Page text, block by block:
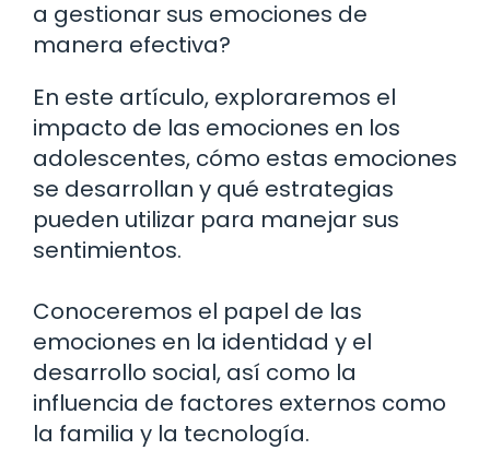
a gestionar sus emociones de
manera efectiva?
En este artículo, exploraremos el
impacto de las emociones en los
adolescentes, cómo estas emociones
se desarrollan y qué estrategias
pueden utilizar para manejar sus
sentimientos.
Conoceremos el papel de las
emociones en la identidad y el
desarrollo social, así como la
influencia de factores externos como
la familia y la tecnología.